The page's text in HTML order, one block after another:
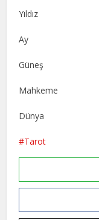
Yıldız
Ay
Güneş
Mahkeme
Dünya
Tarot